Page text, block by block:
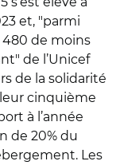
et, "parmi
480 de moins
" de l’Unicef
de la solidarité
cinquième
à l’année
de 20% du
Les